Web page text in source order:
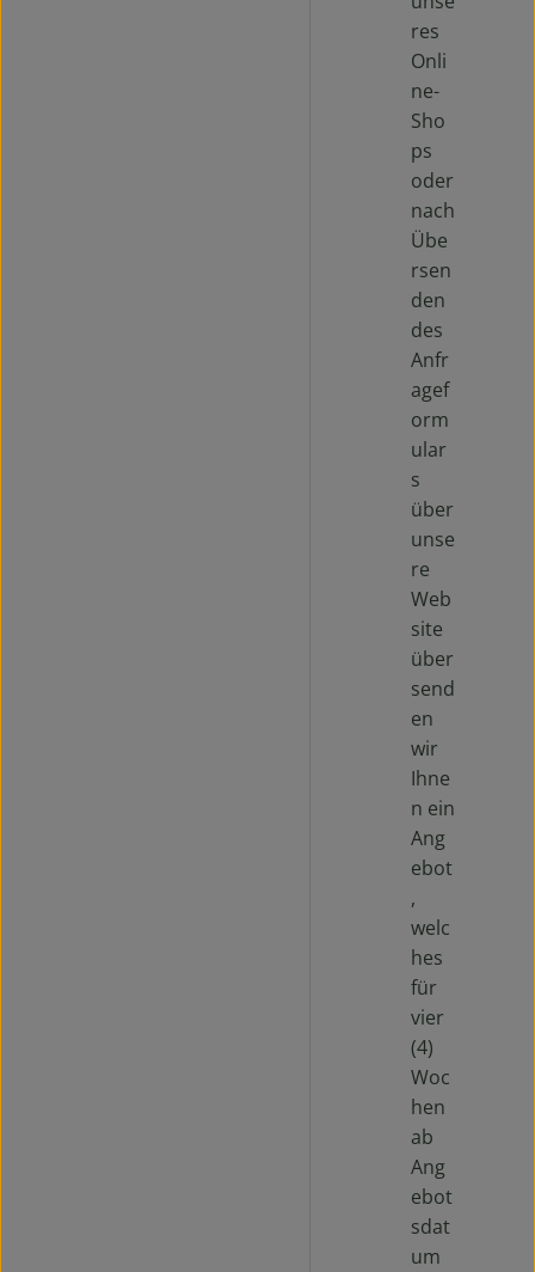
res
Onli
ne-
Sho
ps
oder
nach
Übe
rsen
den
des
Anfr
agef
orm
ular
s
über
unse
re
Web
site
über
send
en
wir
Ihne
n ein
Ang
ebot
,
welc
hes
für
vier
(4)
Woc
hen
ab
Ang
ebot
sdat
um